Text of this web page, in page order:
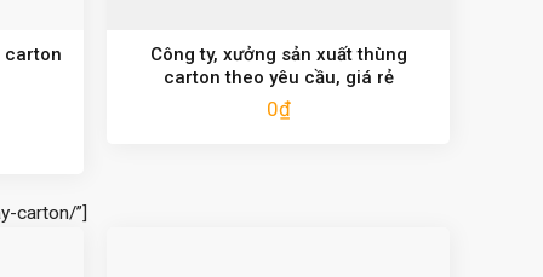
carton
Công ty, xưởng sản xuất thùng
carton theo yêu cầu, giá rẻ
0₫
carton/”]